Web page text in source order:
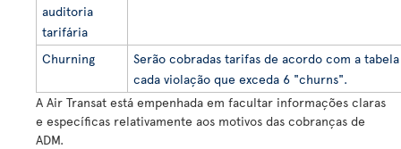
auditoria
tarifária
Churning
Serão cobradas tarifas de acordo com a
cada violação que exceda 6 "churns".
A Air Transat está empenhada em facultar informações claras
e específicas relativamente aos motivos das cobranças de
ADM.